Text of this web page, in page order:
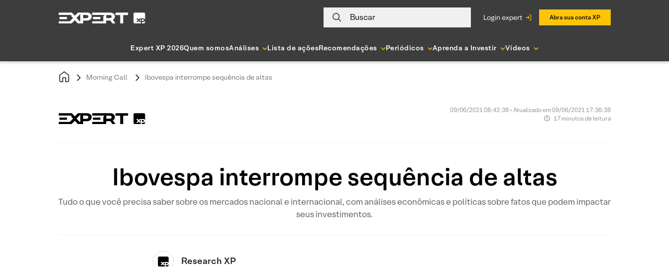
Buscar login expert Abra sua conta XP
Expert XP 2026Quem somosAnálises Lista de açõesRecomendações Periódicos Aprenda a Investir Vídeos
Morning Call Ibovespa interrompe sequência de altas
09/06/2021 08:42:38 • Atualizado em 09/06/2021 17:36:38
17 minutos de leitura
Ibovespa interrompe sequência de altas
Tudo o que você precisa saber sobre os mercados nacional e internacional, com análises econômicas e políticas sobre fatos que podem impactar
seus investimentos.
Research XP